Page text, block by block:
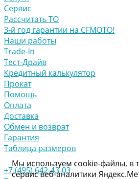
Сервис
Рассчитать ТО
3-й год гарантии на CFMOTO!
Наши работы
Trade-In
Тест-Драйв
Кредитный калькулятор
Прокат
Помощь
Оплата
Доставка
Обмен и возврат
Гарантия
Таблица размеров
+7 (495) 642-43-03
Мы используем cookie-файлы, в
сервис веб-аналитики